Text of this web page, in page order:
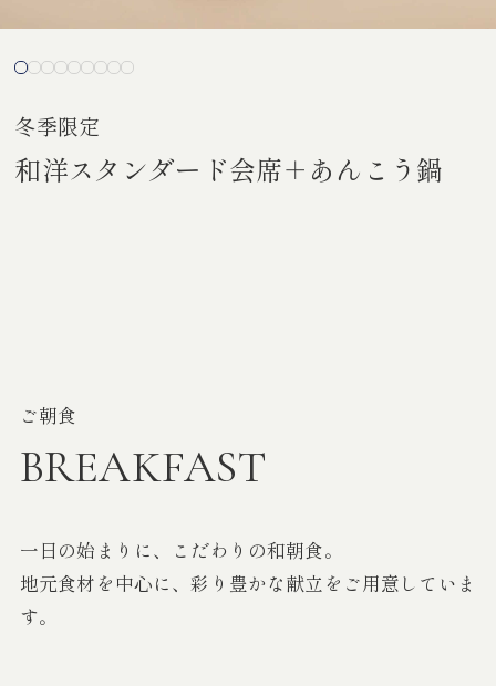
冬季限定
和洋スタンダード会席＋あんこう鍋
ご朝食
BREAKFAST
一日の始まりに、こだわりの和朝食。
地元食材を中心に、彩り豊かな献立をご用意していま
す。